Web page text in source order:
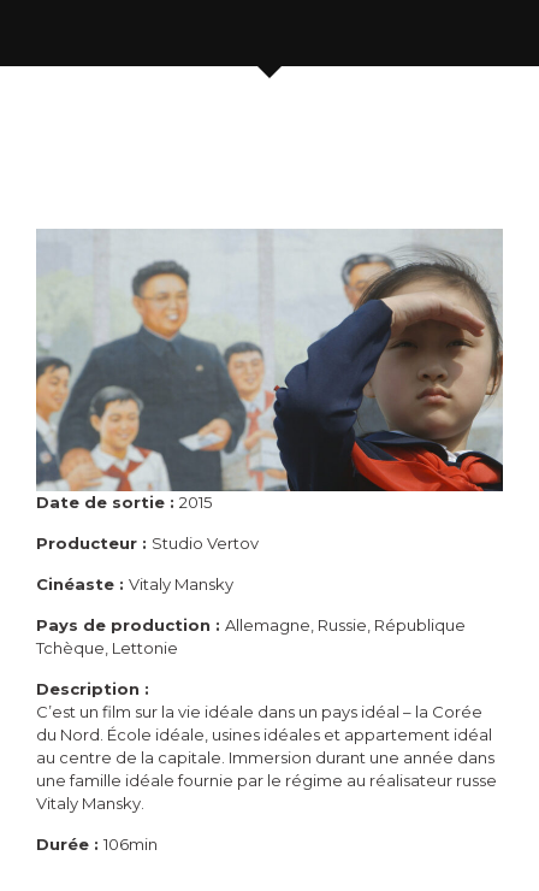
Date de sortie : 2015
Producteur : Studio Vertov
Cinéaste : Vitaly Mansky
Pays de production : Allemagne, Russie, République
Tchèque, Lettonie
Description :
C’est un film sur la vie idéale dans un pays idéal – la Corée
du Nord. École idéale, usines idéales et appartement idéal
au centre de la capitale. Immersion durant une année dans
une famille idéale fournie par le régime au réalisateur russe
Vitaly Mansky.
Durée : 106min